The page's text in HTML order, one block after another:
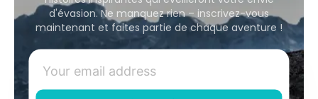
d'évasion. Ne manquez rien – inscrivez-vous
maintenant et faites partie de chaque aventure !